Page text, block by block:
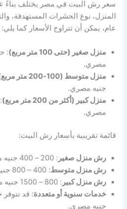
سعر رش البيت في مصر يختلف بناءً
المنزل، نوع الحشرات المستهدفة،
عام، يمكن أن تتراوح الأسعار كما يلي:
منزل صغير (حتى 100 متر مربع)
مصري.
منزل متوسط (100-200 متر مربع)
جنيه مصري.
منزل كبير (أكثر من 200 متر مربع)
مصري.
قائمة تقريبية بأسعار رش البيت:
رش منزل صغير : 200 – 400 جنيه مصري
رش منزل متوسط: 400 – 800 جنيه مصري
رش منزل كبير : 800 – 1500 جنيه مصري
خدمات سنوية أو متعددة
جنيه مصري.